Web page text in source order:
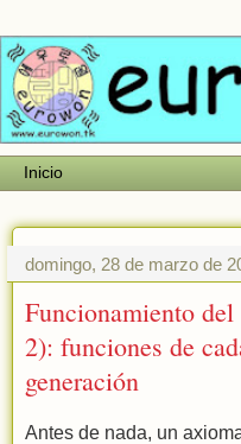
domingo, 28 de marzo de
Funcionamiento
2): funciones de
generación
Antes de nada, un